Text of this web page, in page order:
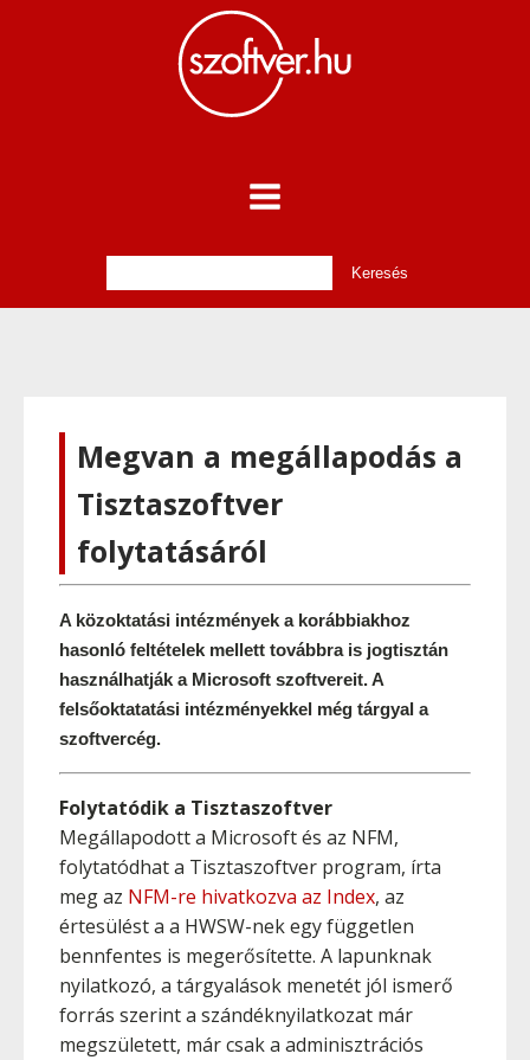
Megvan a megállapodás a
Tisztaszoftver
folytatásáról
A közoktatási intézmények a korábbiakhoz
hasonló feltételek mellett továbbra is jogtisztán
használhatják a Microsoft szoftvereit. A
felsőoktatatási intézményekkel még tárgyal a
szoftvercég.
Folytatódik a Tisztaszoftver
Megállapodott a Microsoft és az NFM,
folytatódhat a Tisztaszoftver program, írta
meg az NFM-re hivatkozva az Index, az
értesülést a a HWSW-nek egy független
bennfentes is megerősítette. A lapunknak
nyilatkozó, a tárgyalások menetét jól ismerő
forrás szerint a szándéknyilatkozat már
megszületett, már csak a adminisztrációs